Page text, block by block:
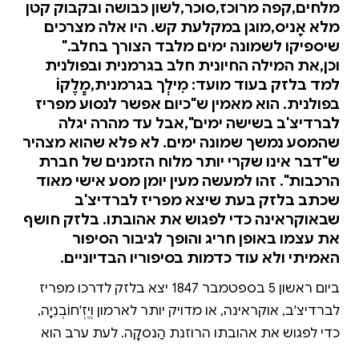
מלחים,קפה מרוכז,סוכר,לשון כבושה ובקבוק קטן
מלא אָניס,מוגן במקלעת קש. היו אלה מצרכים
שיספיקו לשמונה ימים מלבד הצורך בחלב."
וכן,את המילה החיונית חלב בגרמנית ובפולנית
למד בלזק בעוד מועד: מִילְך בגרמנית,מְְלֶקוֹ
בפולנית. הוא מאמין ש"כיום אפשר לנסוע מפריז
לברדיצ'ב בשישה ימים",אבל עד מהרה יגלה
שהמסע נמשך שמונה ימים. לא פלא שהוא מצהיר
ש"דבר אינו שקרי יותר מלוח הזמנים של חברת
הרכבות". זהו למעשה מעין יומן מסע אישי מאוד
שכתב בלזק בעת שיצא מפריז לברדיצ'ב
שבאוקראינה כדי לפגוש את אהובתו. בלזק חושף
את עצמו באופן חריג והופך לגיבור הסיפור
האמיתי ולא עוד כדמות בסיפוריו הבדיוניים.
ביום ראשון 5 בספטמבר 1847 יצא בלזק לדרכו מפריז
לברדיצ'ב, אוקראינה, או מדויק יותר לארמון וְיֶזְ'חוֹבְנִיָה,
כדי לפגוש את אהובתו הרוזנת הַנסקָה. לעת ערב הוא